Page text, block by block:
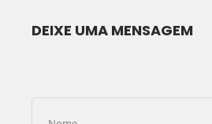
DEIXE UMA MENSAGEM